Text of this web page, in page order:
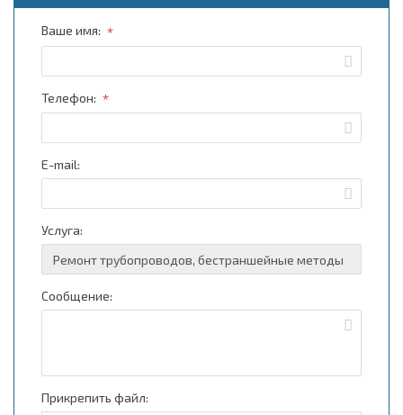
Ваше имя: *
Телефон: *
E-mail:
Услуга:
Сообщение:
Прикрепить файл: